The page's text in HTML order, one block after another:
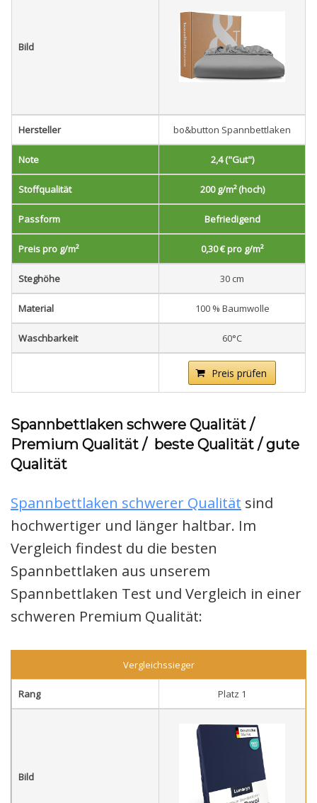
Bild
Hersteller bo&button Spannbettlaken
Note 2,4 ("Gut")
Stoffqualität 200 g/m² (hoch)
Passform Befriedigend
Preis pro g/m² 0,30 € pro g/m²
Steghöhe 30 cm
Material 100 % Baumwolle
Waschbarkeit 60°C
Preis prüfen
Spannbettlaken schwere Qualität /
Premium Qualität / beste Qualität / gute
Qualität
Spannbettlaken schwerer Qualität sind
hochwertiger und länger haltbar. Im
Vergleich findest du die besten
Spannbettlaken aus unserem
Spannbettlaken Test und Vergleich in einer
schweren Premium Qualität:
Vergleichssieger
Rang Platz 1
Bild